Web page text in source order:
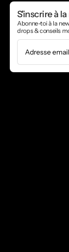
S'inscrire à
Abonne-toi à la
drops & conseils
Adresse email